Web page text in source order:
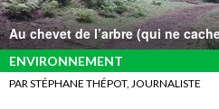
Au chevet de l’arbre (qui ne
ENVIRONNEMENT
PAR STÉPHANE THÉPOT, JOURNALISTE